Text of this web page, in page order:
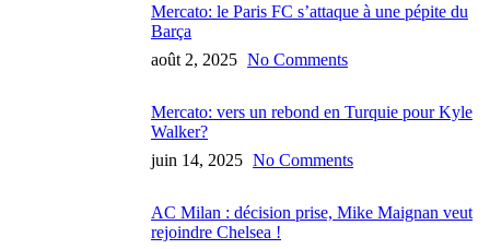
Mercato: le Paris FC s’attaque à une pépite du
Barça
août 2, 2025 No Comments
Mercato: vers un rebond en Turquie pour Kyle
Walker?
juin 14, 2025 No Comments
AC Milan : décision prise, Mike Maignan veut
rejoindre Chelsea !